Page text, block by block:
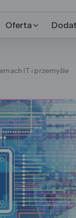
Oferta
IT i przemyśle